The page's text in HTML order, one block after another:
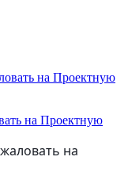
на Проектную
на